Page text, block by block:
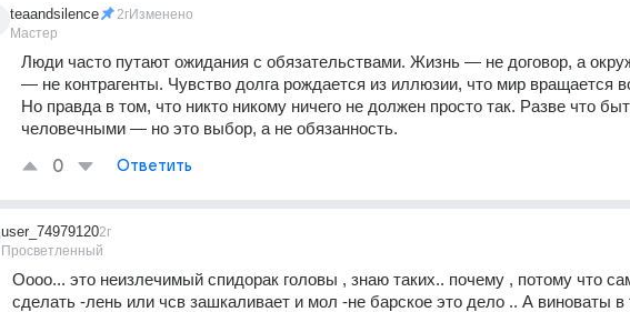
teaandsilence
Мастер
2гИзменено
Люди часто путают ожидания с обязательствами. Жизнь — не договор, а
— не контрагенты. Чувство долга рождается из иллюзии, что мир вращается
Но правда в том, что никто никому ничего не должен просто так. Разве что
человечными — но это выбор, а не обязанность.
0 Ответить
user_74979120
Просветленный
2г
Оооо... это неизлечимый спидорак головы , знаю таких.. почему , потому что
сделать -лень или чсв зашкаливает и мол -не барское это дело .. А виноваты в